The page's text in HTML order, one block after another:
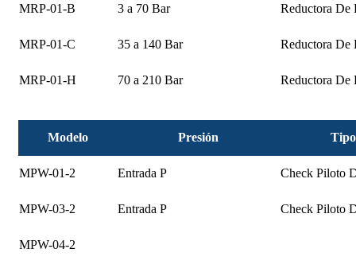
MRP-01-B 3 a 70 Bar Reductora De
MRP-01-C 35 a 140 Bar Reductora De
MRP-01-H 70 a 210 Bar Reductora De
Modelo Presión
MPW-01-2 Entrada P Check Piloto
MPW-03-2 Entrada P Check Piloto
MPW-04-2